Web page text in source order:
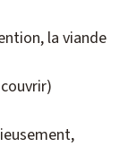
la viande